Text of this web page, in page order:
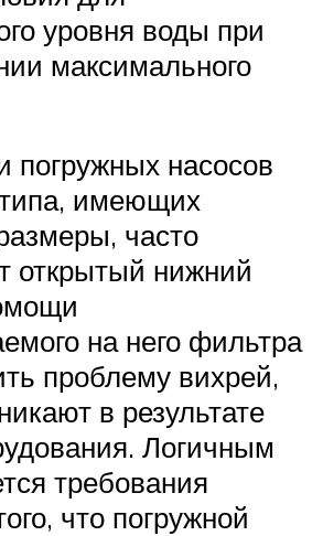
уровня воды при
максимального
погружных насосов
имеющих
часто
открытый нижний
на него фильтра
проблему вихрей,
в результате
Логичным
требования
что погружной